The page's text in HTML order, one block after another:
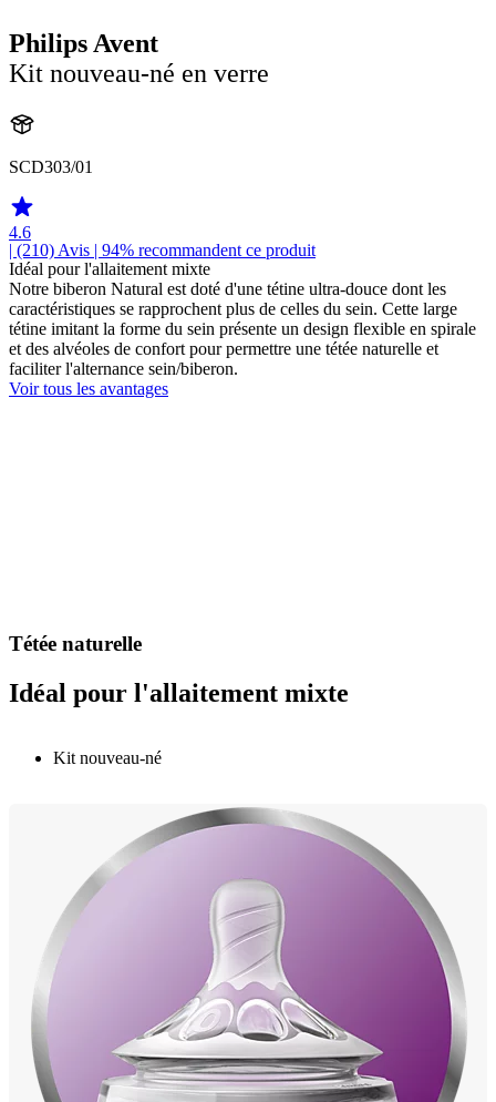
Philips Avent
Kit nouveau-né en verre
SCD303/01
4.6
| (210) Avis | 94% recommandent ce produit
Idéal pour l'allaitement mixte
Notre biberon Natural est doté d'une tétine ultra-douce dont les
caractéristiques se rapprochent plus de celles du sein. Cette large
tétine imitant la forme du sein présente un design flexible en spirale
et des alvéoles de confort pour permettre une tétée naturelle et
faciliter l'alternance sein/biberon.
Voir tous les avantages
Tétée naturelle
Idéal pour l'allaitement mixte
Kit nouveau-né